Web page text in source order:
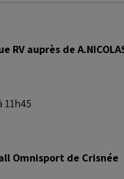
RV auprès de
Omnisport de Crisnée